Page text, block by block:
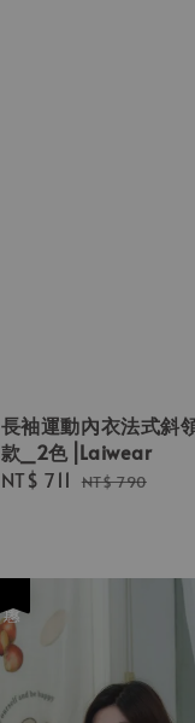
長袖運動內衣法式斜
款_2色⎟Laiwear
Sale
NT$ 711 Regular
NT$ 790